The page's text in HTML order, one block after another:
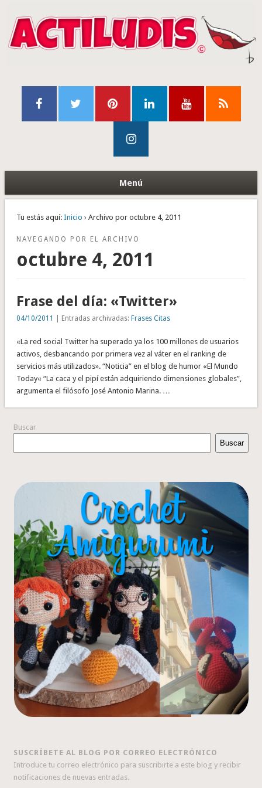
Menú
Tu estás aquí: Inicio › Archivo por octubre 4, 2011
NAVEGANDO POR EL ARCHIVO
octubre 4, 2011
Frase del día: «Twitter»
04/10/2011 | Entradas archivadas: Frases Citas
«La red social Twitter ha superado ya los 100 millones de usuarios
activos, desbancando por primera vez al váter en el ranking de
servicios más utilizados». “Noticia” en el blog de humor «El Mundo
Today« “La caca y el pipí están adquiriendo dimensiones globales”,
argumenta el filósofo José Antonio Marina. …
Buscar
Buscar
SUSCRÍBETE AL BLOG POR CORREO ELECTRÓNICO
Introduce tu correo electrónico para suscribirte a este blog y recibir
notificaciones de nuevas entradas.